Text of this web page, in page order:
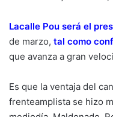
Lacalle Pou será el
de marzo, tal como
que avanza a gran
Es que la ventaja del
frenteamplista se hizo